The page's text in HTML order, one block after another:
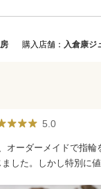
購入店舗： 入倉康ジ
5.0
オーダーメイドで指
した。しかし特別に